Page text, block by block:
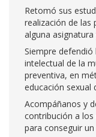
Retomó sus
realización de las
alguna
Siempre defendió
intelectual de la
preventiva, en
educación sexual
Acompáñanos y
contribución a los
para conseguir